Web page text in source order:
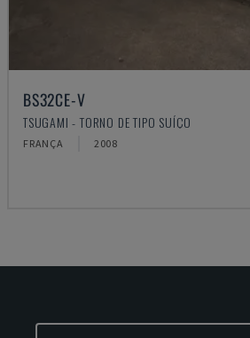
BS32CE-V
TSUGAMI - TORNO DE TIPO SUÍÇO
FRANÇA 2008